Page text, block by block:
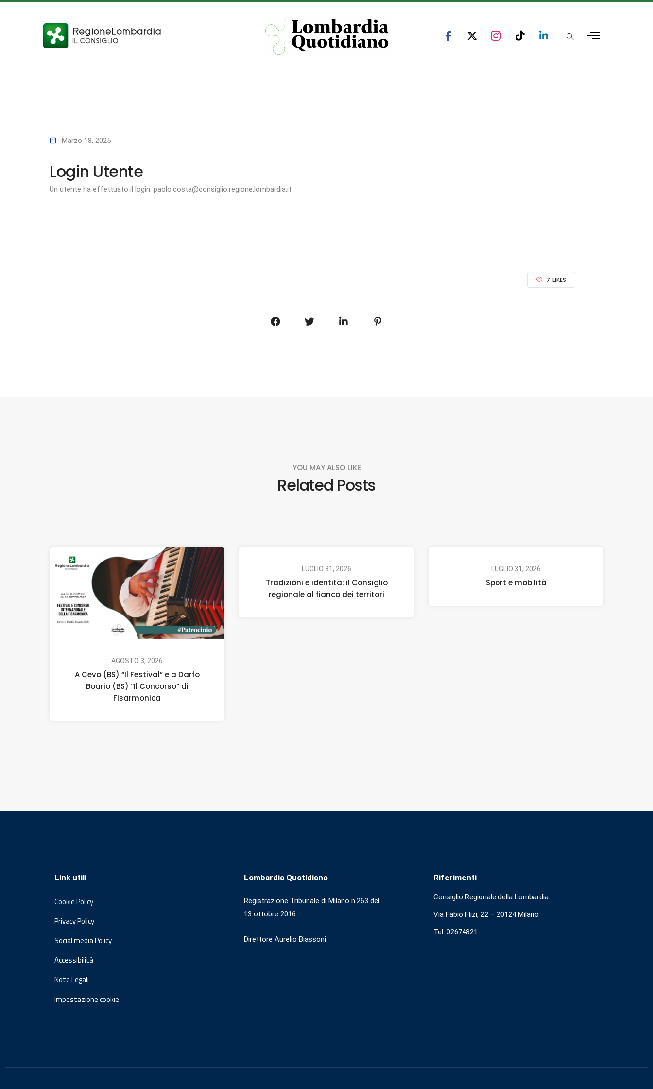
Marzo 18, 2025
Login Utente
Un utente ha effettuato il login: paolo.costa@consiglio.regione.lombardia.it
7 LIKES
YOU MAY ALSO LIKE
Related Posts
AGOSTO 3, 2026
A Cevo (BS) “Il Festival” e a Darfo
Boario (BS) “Il Concorso” di
Fisarmonica
LUGLIO 31, 2026
Tradizioni e identità: il Consiglio
regionale al fianco dei territori
LUGLIO 31, 2026
Sport e mobilità
Link utili
Cookie Policy
Privacy Policy
Social media Policy
Accessibilità
Note Legali
Impostazione cookie
Lombardia Quotidiano
Registrazione Tribunale di Milano n.263 del
13 ottobre 2016.
Direttore Aurelio Biassoni
Riferimenti
Consiglio Regionale della Lombardia
Via Fabio Flizi, 22 – 20124 Milano
Tel. 02674821